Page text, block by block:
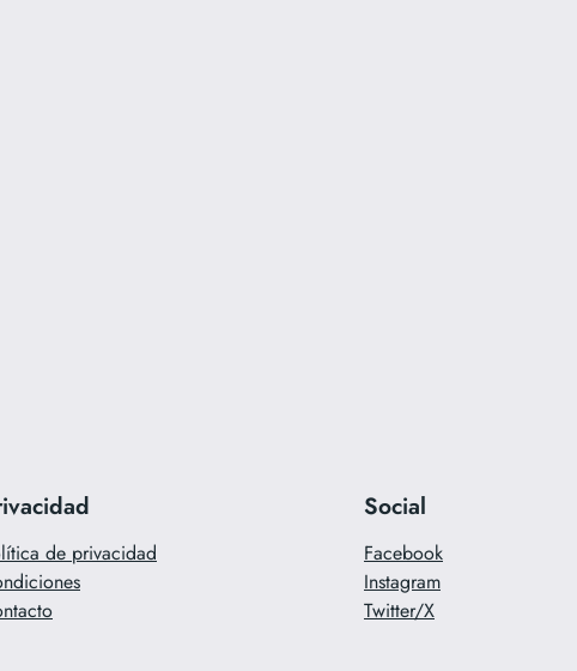
de privacidad
Social
Facebook
Instagram
Twitter/X